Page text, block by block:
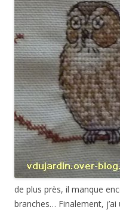
de plus près, il manque
branches… Finalement,